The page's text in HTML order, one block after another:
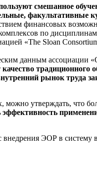
смешанное
факультативные
финансовых
по
«The Sloan
данным ассоциации
традиционного
рынок труда
можно утверждать, что
ЭОР в систему